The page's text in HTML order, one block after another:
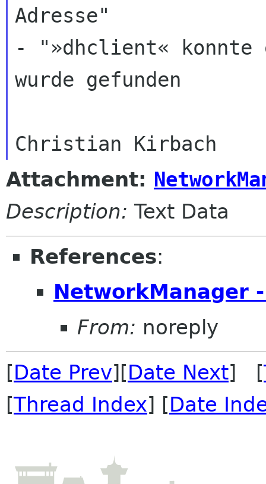
Adresse"
- "»dhclient« konnte
wurde gefunden
Attachment:
Description: Text Data
References:
NetworkManager
From: noreply
[Date Prev][Date Next] [
[Thread Index] [Date